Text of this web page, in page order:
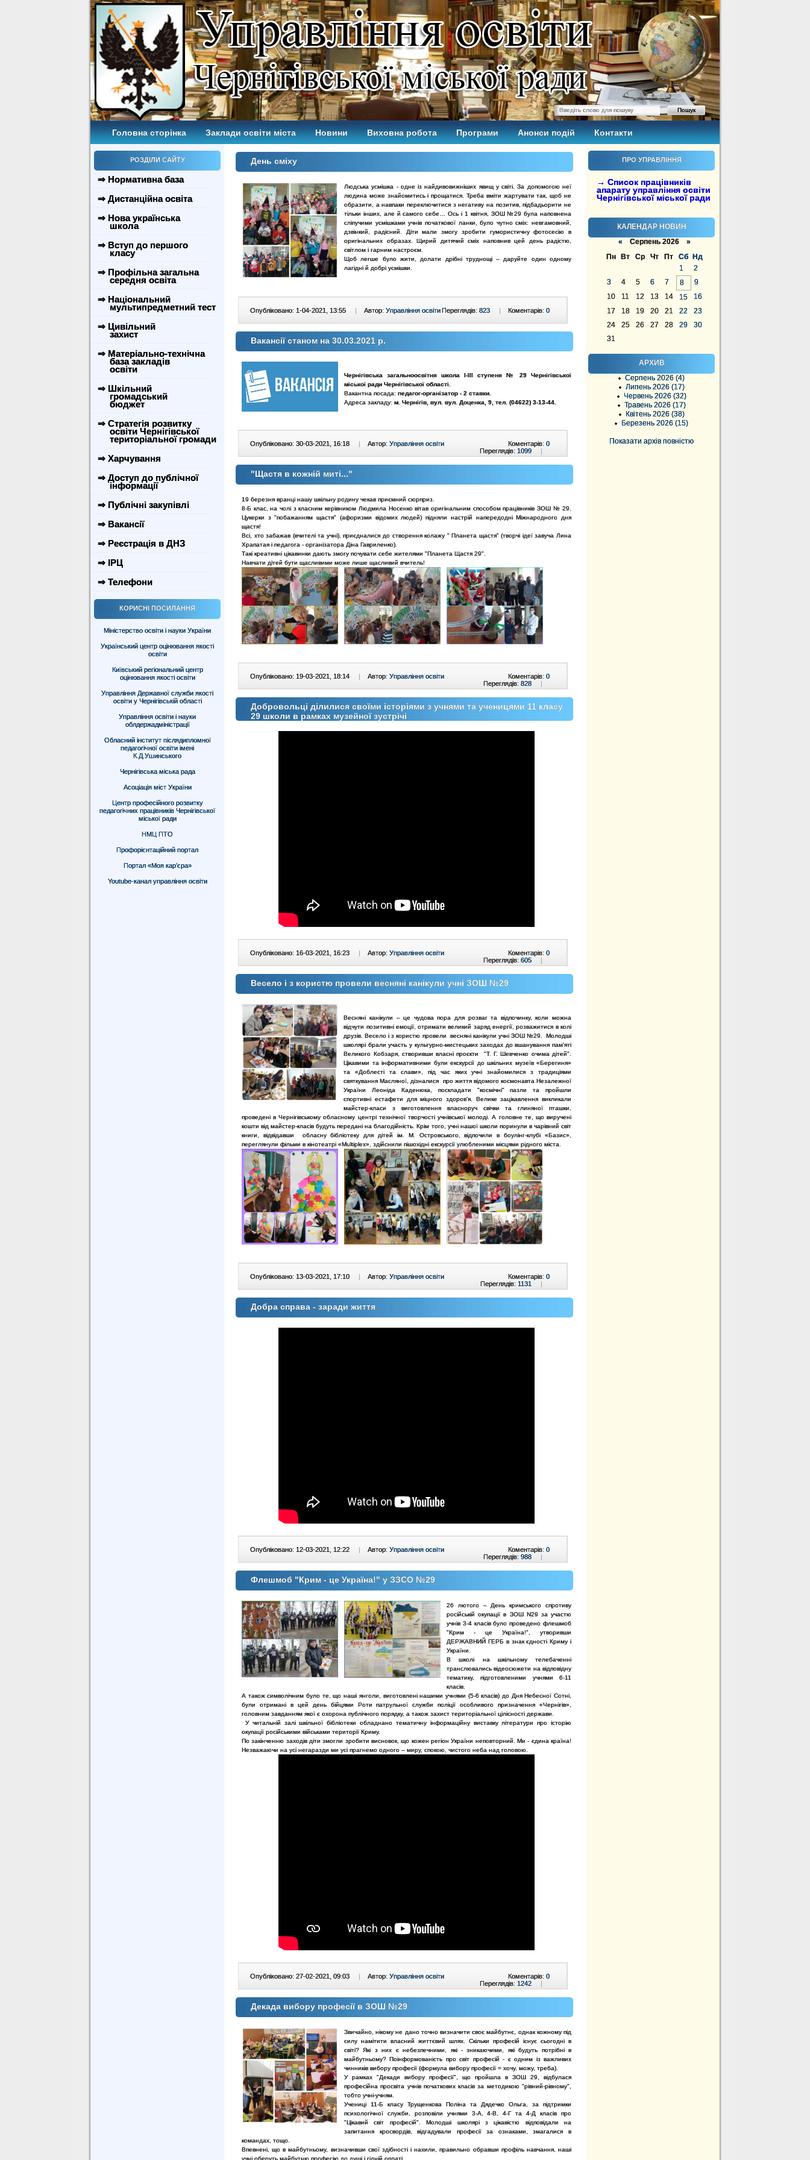
Головна сторінка Заклади освіти міста Новини Виховна робота Програми Анонси подій Контакти
РОЗДІЛИ САЙТУ
⇒ Нормативна база
⇒ Дистанційна освіта
⇒ Нова українська
школа
⇒ Вступ до першого
класу
⇒ Профільна загальна
середня освіта
⇒ Національний
мультипредметний тест
⇒ Цивільний
захист
⇒ Матеріально-технічна
база закладів
освіти
⇒ Шкільний
громадський
бюджет
⇒ Стратегія розвитку
освіти Чернігівської
територіальної громади
⇒ Харчування
⇒ Доступ до публічної
інформації
⇒ Публічні закупівлі
⇒ Вакансії
⇒ Реєстрація в ДНЗ
⇒ ІРЦ
⇒ Телефони
КОРИСНІ ПОСИЛАННЯ
Міністерство освіти і науки України
Український центр оцінювання якості
освіти
Київський регіональний центр
оцінювання якості освіти
Управління Державної служби якості
освіти у Чернігівській області
Управління освіти і науки
облдержадміністрації
Обласний інститут післядипломної
педагогічної освіти імені
К.Д.Ушинського
Чернігівська міська рада
Асоціація міст України
Центр професійного розвитку
педагогічних працівників Чернігівської
міської ради
НМЦ ПТО
Профорієнтаційний портал
Портал «Моя кар’єра»
Youtube-канал управління освіти
ПРО УПРАВЛІННЯ
→ Список працівників
апарату управління освіти
Чернігівської міської ради
КАЛЕНДАР НОВИН
« Серпень 2026 »
Пн
Вт Ср Чт Пт Сб
Нд
1
2
3
4 5 6 7 8
9
10
11 12 13 14 15
16
17
18 19 20 21 22
23
24
25 26 27 28 29
30
31
АРХИВ
Серпень 2026 (4)
Липень 2026 (17)
Червень 2026 (32)
Травень 2026 (17)
Квітень 2026 (38)
Березень 2026 (15)
Показати архів повністю
День сміху
Людська усмішка - одне із найдивовижніших явищ у світі. За допомогою неї
людина може знайомитись і прощатися. Треба вміти жартувати так, щоб не
образити, а навпаки переключитися з негативу на позитив, підбадьорити не
тільки інших, але й самого себе… Ось і 1 квітня, ЗОШ №29 була наповнена
сліпучими усмішками учнів початкової ланки, було чутно сміх: невгамовний,
дзвінкий, радісний. Діти мали змогу зробити гумористичну фотосесію в
оригінальних образах. Щирий дитячий сміх наповнив цей день радістю,
світлом і гарним настроєм.
Щоб легше було жити, долати дрібні труднощі – даруйте один одному
лагідні й добрі усмішки.
Опубліковано: 1-04-2021, 13:55 | Автор: Управління освіти Коментарів: 0
Переглядів: 823 |
Вакансії станом на 30.03.2021 р.
Чернігівська загальноосвітня школа І-ІІІ ступеня № 29 Чернігівської
міської ради Чернігівської області.
Вакантна посада: педагог-організатор - 2 ставки.
Адреса закладу: м. Чернігів, вул. вул. Доценка, 9 , тел. (04622) 3-13-44
Опубліковано: 30-03-2021, 16:18 | Автор: Управління освіти Коментарів: 0
Переглядів: 1099 |
"Щастя в кожній миті..."
19 березня вранці нашу шкільну родину чекав приємний сюрприз.
8-Б клас, на чолі з класним керівником Людмила Носенко вітав оригінальним способом працівників ЗОШ № 29.
Цукерки з "побажанням щастя" (афоризми відомих людей) підняли настрій напередодні Міжнародного дня
щастя!
Всі, хто забажав (вчителі та учні), приєдналися до створення колажу " Планета щастя" (творчі ідеї завуча Лина
Храпатая і педагога - організатора Діна Гавриленко).
Такі креативні цікавинки дають змогу почувати себе жителями "Планета Щастя 29"
Навчати дітей бути щасливими може лише щасливий вчитель!
Опубліковано: 19-03-2021, 18:14 | Автор: Управління освіти Коментарів: 0
Переглядів: 828 |
Добровольці ділилися своїми історіями з учнями та ученицями 11 класу
29 школи в рамках музейної зустрічі
Опубліковано: 16-03-2021, 16:23 | Автор: Управління освіти Коментарів: 0
Переглядів: 605 |
Весело і з користю провели весняні канікули учні ЗОШ №29
Весняні канікули – це чудова пора для розваг та відпочинку, коли можна
відчути позитивні емоції, отримати великий заряд енергії, розважитися в колі
друзів. Весело і з користю провели весняні канікули учні ЗОШ №29. Молодші
школярі брали участь у культурно-мистецьких заходах до вшанування пам'яті
Великого Кобзаря, створивши власні проєкти "Т. Г. Шевченко очима дітей".
Цікавими та інформативними були екскурсії до шкільних музеїв «Берегиня»
та «Доблесті та слави», під час яких учні знайомилися з традиціями
святкування Масляної, дізналися про життя відомого космонавта Незалежної
України Леоніда Каденюка, поскладати "космічні" пазли та пройшли
спортивні естафети для міцного здоров'я. Велике зацікавлення викликали
майстер-класи з виготовлення власноруч свічки та глиняної пташки,
проведені в Чернігівському обласному центрі технічної творчості учнівської молоді. А головне те, що виручені
кошти від майстер-класів будуть передані на благодійність. Крім того, учні нашої школи поринули в чарівний світ
книги, відвідавши обласну бібліотеку для дітей ім. М. Островського, відпочили в боулінг-клубі «Базис»,
переглянули фільми в кінотеатрі «Multiplex», здійснили пішохідні екскурсії улюбленими місцями рідного міста.
Опубліковано: 13-03-2021, 17:10 | Автор: Управління освіти Коментарів: 0
Переглядів: 1131 |
Добра справа - заради життя
Опубліковано: 12-03-2021, 12:22 | Автор: Управління освіти Коментарів: 0
Переглядів: 988 |
Флешмоб "Крим - це Україна!" у ЗЗСО №29
26 лютого – День кримського спротиву
російській окупації в ЗОШ N29 за участю
учнів 3-4 класів було проведено флешмоб
"Крим - це Україна!", утворивши
ДЕРЖАВНИЙ ГЕРБ в знак єдності Криму і
України.
В школі на шкільному телебаченні
транслювались відеосюжети на відповідну
тематику, підготовленими учнями 6-11
класів.
А також символічним було те, що наші янголи, виготовлені нашими учнями (5-6 класів) до Дня Небесної Сотні,
були отримані в цей день бійцями Роти патрульної служби поліції особливого призначення «Чернігів»,
головним завданням якої є охорона публічного порядку, а також захист територіальної цілісності держави.
У читальній залі шкільної бібліотеки обладнано тематичну інформаційну виставку літератури про історію
окупації російськими військами території Криму.
По закінченню заходів діти змогли зробити висновок, що кожен регіон України неповторний. Ми - єдина країна!
Незважаючи на усі негаразди ми усі прагнемо одного – миру, спокою, чистого неба над головою.
Опубліковано: 27-02-2021, 09:03 | Автор: Управління освіти Коментарів: 0
Переглядів: 1242 |
Декада вибору професії в ЗОШ №29
Звичайно, нікому не дано точно визначити своє майбутнє, однак кожному під
силу намітити власний життєвий шлях. Скільки професій існує сьогодні в
світі? Які з них є небезпечними, які - зникаючими, які будуть потрібні в
майбутньому? Поінформованість про світ професій - є одним із важливих
чинників вибору професії (формула вибору професії = хочу, можу, треба).
У рамках "Декади вибору професії", що пройшла в ЗОШ 29, відбулася
професійна просвіта учнів початкових класів за методикою "рівний-рівному",
тобто учні-учням.
Учениці 11-Б класу Трущенкова Поліна та Дядечко Ольга, за підтримки
психологічної служби, розповіли учнями 3-А, 4-В, 4-Г та 4-Д класів про
"Цікавий світ професій". Молодші школярі з цікавістю відповідали на
запитання кросвордів, відгадували професії за ознаками, змагалися в
командах, тощо.
Впевнені, що в майбутньому, визначивши свої здібності і нахили, правильно обравши профіль навчання, наші
учні оберуть майбутню професію до душі і гідній оплаті.